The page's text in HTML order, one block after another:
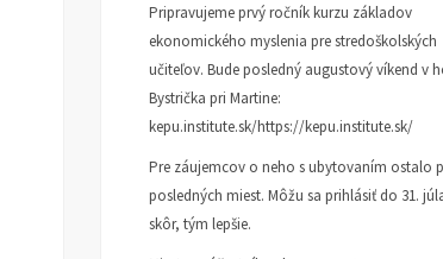
Pripravujeme prvý ročník kurzu základov
ekonomického myslenia pre stredoškolských
učiteľov. Bude posledný augustový víkend v
Bystrička pri Martine:
kepu.institute.sk/https://kepu.institute.sk/
Pre záujemcov o neho s ubytovaním ostalo
posledných miest. Môžu sa prihlásiť do 31.
skôr, tým lepšie.